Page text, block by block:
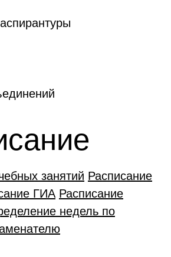
занятий Расписание
ГИА Расписание
недель по